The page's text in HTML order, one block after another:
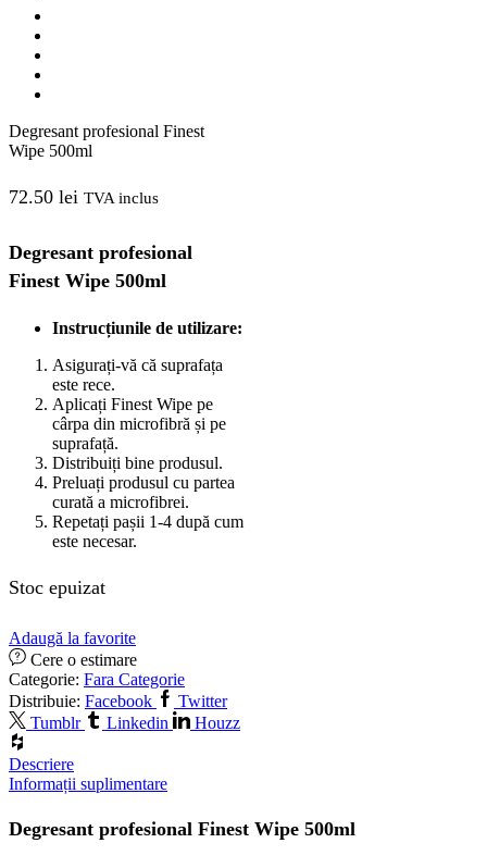
Degresant profesional Finest
Wipe 500ml
72.50 lei TVA inclus
Degresant profesional
Finest Wipe 500ml
Instrucțiunile de utilizare:
Asigurați-vă că suprafața
este rece.
Aplicați Finest Wipe pe
cârpa din microfibră și pe
suprafață.
Distribuiți bine produsul.
Preluați produsul cu partea
curată a microfibrei.
Repetați pașii 1-4 după cum
este necesar.
Stoc epuizat
Adaugă la favorite
Cere o estimare
Categorie: Fara Categorie
Distribuie: Facebook
Twitter
Tumblr
Linkedin Houzz
Descriere
Informații suplimentare
Degresant profesional Finest Wipe 500ml